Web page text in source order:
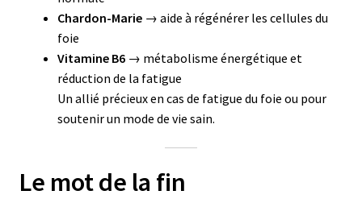
Chardon-Marie→ aide à régénérer les cellules du
foie
Vitamine B6→ métabolisme énergétique et
réduction de la fatigue
Un allié précieux en cas de fatigue du foie ou pour
soutenir un mode de vie sain.
Le mot de la fin